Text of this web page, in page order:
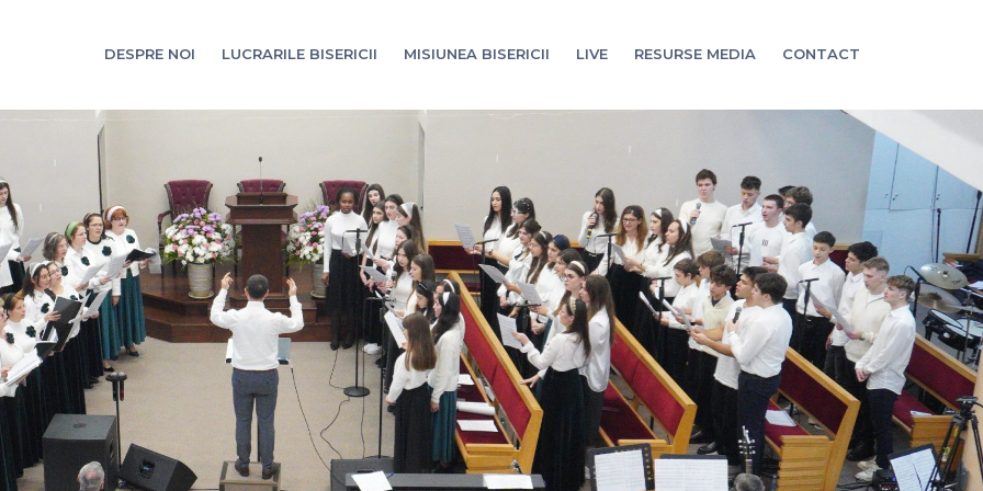
DESPRE NOI LUCRARILE BISERICII MISIUNEA BISERICII LIVE RESURSE MEDIA CONTACT